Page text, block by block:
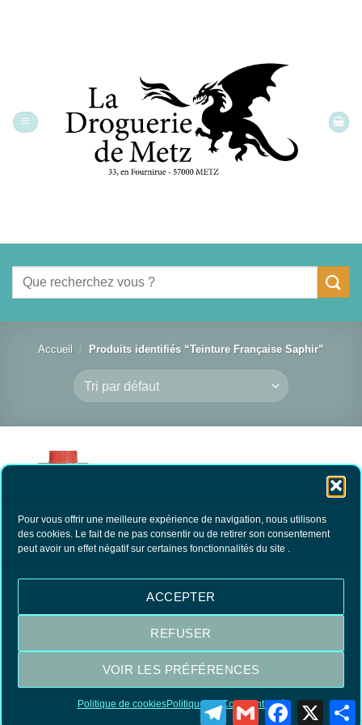
Pour vous offrir une meilleure expérience de navigation, nous utilisons
des cookies. Le fait de ne pas consentir ou de retirer son consentement
peut avoir un effet négatif sur certaines fonctionnalités du site .
ACCEPTER
REFUSER
VOIR LES PRÉFÉRENCES
Politique de cookiesPolitique de Confidentialité
Recherche
pour :
Accueil / Produits identifiés “Teinture Française Saphir”
Décapant Cuir Saphir
11.90€ TTC
PANIER
Visa MasterCardPayPal
TelegramGmail Facebook